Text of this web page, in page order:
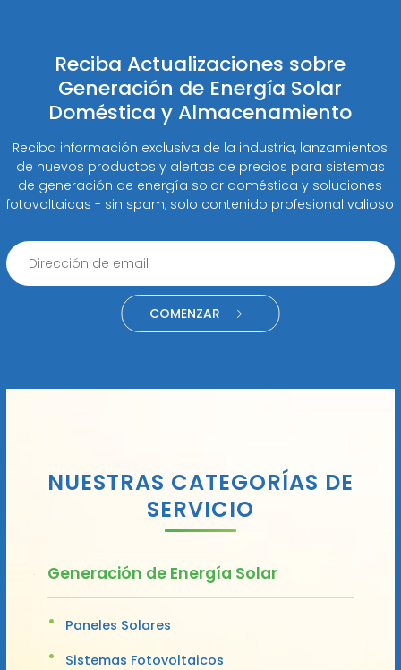
Reciba Actualizaciones sobre
Generación de Energía Solar
Doméstica y Almacenamiento
Reciba información exclusiva de la industria, lanzamientos
de nuevos productos y alertas de precios para sistemas
de generación de energía solar doméstica y soluciones
fotovoltaicas - sin spam, solo contenido profesional valioso
COMENZAR
NUESTRAS CATEGORÍAS DE
SERVICIO
Generación de Energía Solar
Paneles Solares
Sistemas Fotovoltaicos